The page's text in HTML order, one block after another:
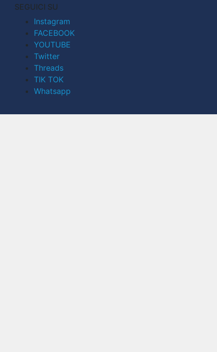
SEGUICI SU
Instagram
FACEBOOK
YOUTUBE
Twitter
Threads
TIK TOK
Whatsapp